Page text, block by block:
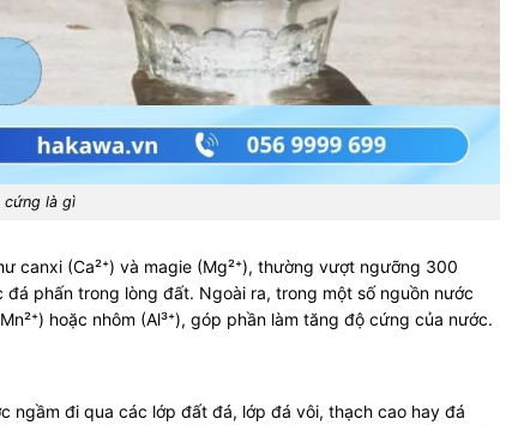
cứng là gì
canxi (Ca²⁺) và magie (Mg²⁺), thường vượt ngưỡng 300
phấn trong lòng đất. Ngoài ra, trong một số nguồn nước
hoặc nhôm (Al³⁺), góp phần làm tăng độ cứng của nước.
ngầm đi qua các lớp đất đá, lớp đá vôi, thạch cao hay đá